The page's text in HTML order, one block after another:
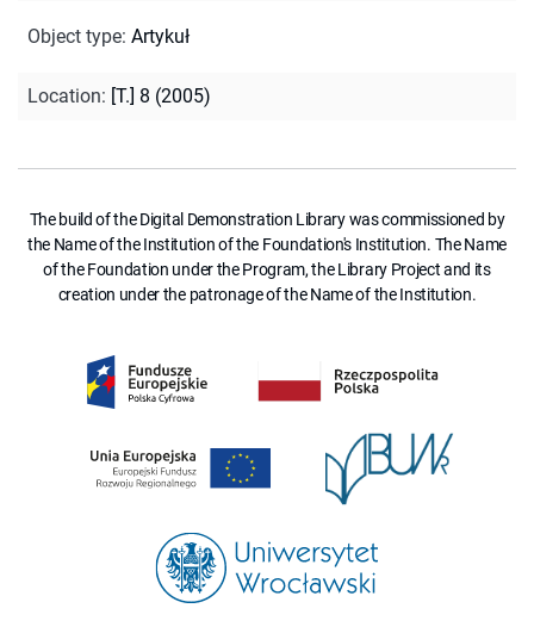
Object type: Artykuł
Location: [T.] 8 (2005)
The build of the Digital Demonstration Library was commissioned by
the Name of the Institution of the Foundation's Institution. The Name
of the Foundation under the Program, the Library Project and its
creation under the patronage of the Name of the Institution.